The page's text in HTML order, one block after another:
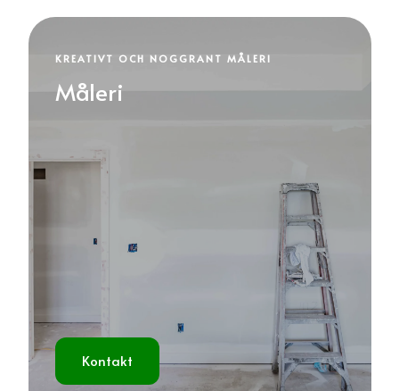
KREATIVT OCH NOGGRANT MÅLERI
Måleri
Kontakt